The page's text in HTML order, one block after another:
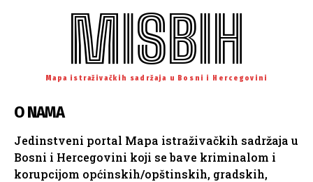
MISBIH
Mapa istraživačkih sadržaja u Bosni i Hercegovini
O NAMA
Jedinstveni portal Mapa istraživačkih sadržaja u
Bosni i Hercegovini koji se bave kriminalom i
korupcijom općinskih/opštinskih, gradskih,